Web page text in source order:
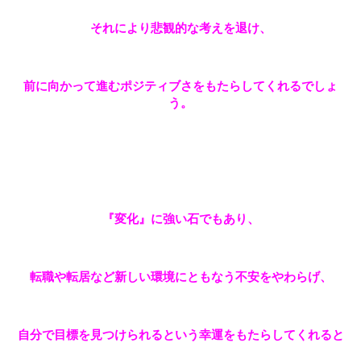
それにより悲観的な考えを退け、
前に向かって進むポジティブさをもたらしてくれるでしょ
う。
『変化』に強い石でもあり、
転職や転居など新しい環境にともなう不安をやわらげ、
自分で目標を見つけられるという幸運をもたらしてくれると